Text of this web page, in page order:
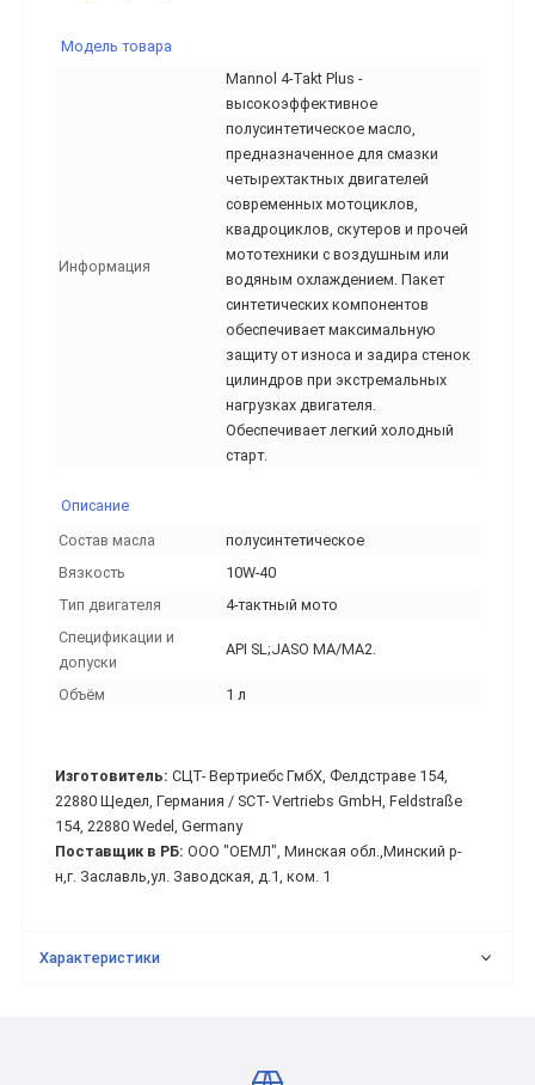
Модель товара
Информация
Mannol 4-Takt Plus -
высокоэффективное
полусинтетическое масло,
предназначенное для смазки
четырехтактных двигателей
современных мотоциклов,
квадроциклов, скутеров и прочей
мототехники с воздушным или
водяным охлаждением. Пакет
синтетических компонентов
обеспечивает максимальную
защиту от износа и задира стенок
цилиндров при экстремальных
нагрузках двигателя.
Обеспечивает легкий холодный
старт.
Описание
Состав масла
полусинтетическое
Вязкость
10W-40
Тип двигателя
4-тактный мото
Спецификации и
допуски
API SL;JASO MA/MA2.
Объём 1 л
Изготовитель: СЦТ- Вертриебс ГмбХ, Фелдстраве 154,
22880 Щедел, Германия / SCT- Vertriebs GmbH, Feldstraße
154, 22880 Wedel, Germany
Поставщик в РБ: ООО "ОЕМЛ", Минская обл.,Минский р-
н,г. Заславль,ул. Заводская, д.1, ком. 1
Характеристики